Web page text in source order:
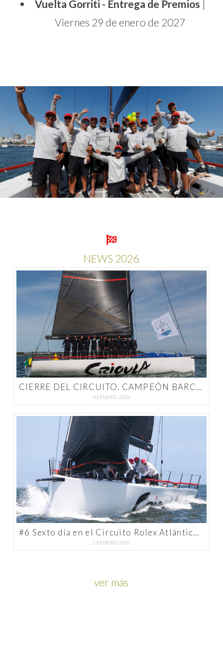
Vuelta Gorriti - Entrega de Premios |
Viernes 29 de enero de 2027
NEWS 2026
CIERRE DEL CIRCUITO. CAMPEÓN BARCO «CRIOULA»
30 ENERO, 2026
#6 Sexto día en el Circuito Rolex Atlántico Sur
29 ENERO, 2026
ver más